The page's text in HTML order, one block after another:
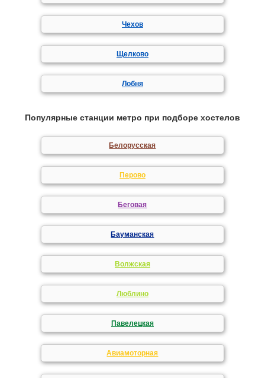
Чехов
Щелково
Лобня
Популярные станции метро при подборе хостелов
Белорусская
Перово
Беговая
Бауманская
Волжская
Люблино
Павелецкая
Авиамоторная